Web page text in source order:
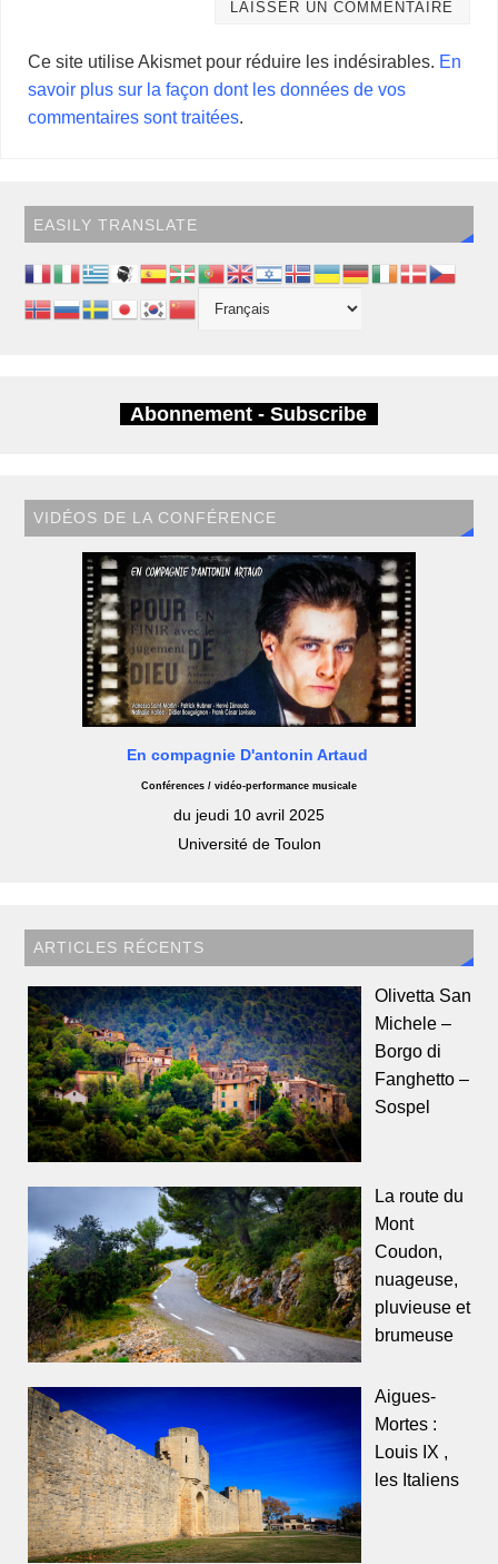
Ce site utilise Akismet pour réduire les indésirables. En
savoir plus sur la façon dont les données de vos
commentaires sont traitées.
EASILY TRANSLATE
Abonnement - Subscribe
VIDÉOS DE LA CONFÉRENCE
En compagnie D'antonin Artaud
Conférences / vidéo-performance musicale
du jeudi 10 avril 2025
Université de Toulon
ARTICLES RÉCENTS
Olivetta San
Michele –
Borgo di
Fanghetto –
Sospel
La route du
Mont
Coudon,
nuageuse,
pluvieuse et
brumeuse
Aigues-
Mortes :
Louis IX ,
les Italiens